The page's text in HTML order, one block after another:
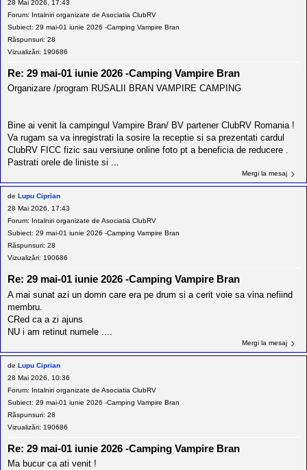
28 Mai 2026, 17:43
Forum: Intalniri organizate de Asociatia ClubRV
Subiect: 29 mai-01 iunie 2026 -Camping Vampire Bran
Răspunsuri: 28
Vizualizări: 190686
Re: 29 mai-01 iunie 2026 -Camping Vampire Bran
Organizare /program RUSALII BRAN VAMPIRE CAMPING
Bine ai venit la campingul Vampire Bran/ BV partener ClubRV Romania !
Va rugam sa va inregistrati la sosire la receptie si sa prezentati cardul
ClubRV FICC fizic sau versiune online foto pt a beneficia de reducere .
Pastrati orele de liniste si ...
Mergi la mesaj
de Lupu Ciprian
28 Mai 2026, 17:43
Forum:
Intalniri organizate de Asociatia ClubRV
Subiect: 29 mai-01 iunie 2026 -Camping Vampire Bran
Răspunsuri: 28
Vizualizări: 190686
Re: 29 mai-01 iunie 2026 -Camping Vampire Bran
A mai sunat azi un domn care era pe drum si a cerit voie sa vina nefiind
membru.
CRed ca a zi ajuns
NU i am retinut numele ....
Mergi la mesaj
de Lupu Ciprian
28 Mai 2026, 10:36
Forum: Intalniri organizate de Asociatia ClubRV
Subiect: 29 mai-01 iunie 2026 -Camping Vampire Bran
Răspunsuri: 28
Vizualizări: 190686
Re: 29 mai-01 iunie 2026 -Camping Vampire Bran
Ma bucur ca ati venit !